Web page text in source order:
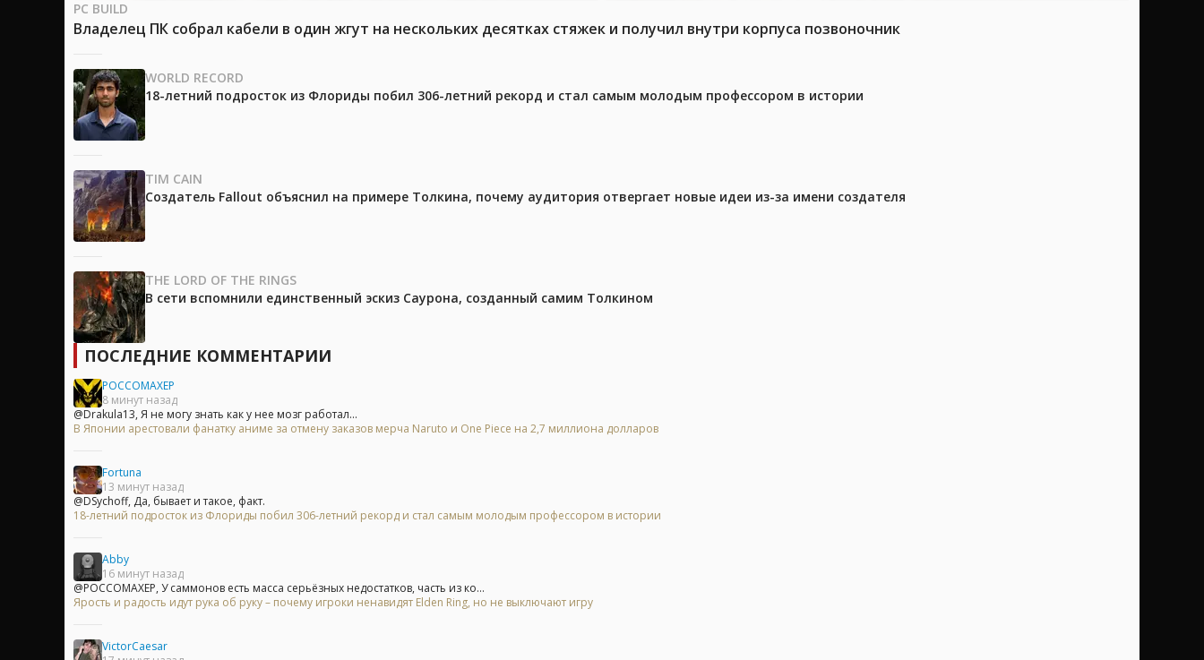
PC BUILD
Владелец ПК собрал кабели в один жгут на нескольких десятках стяжек и получил внутри корпуса позвоночник
WORLD RECORD
18-летний подросток из Флориды побил 306-летний рекорд и стал самым молодым профессором в истории
TIM CAIN
Создатель Fallout объяснил на примере Толкина, почему аудитория отвергает новые идеи из-за имени создателя
THE LORD OF THE RINGS
В сети вспомнили единственный эскиз Саурона, созданный самим Толкином
ПОСЛЕДНИЕ КОММЕНТАРИИ
POCCOMAXEP
8 минут назад
@Drakula13, Я не могу знать как у нее мозг работал...
В Японии арестовали фанатку аниме за отмену заказов мерча Naruto и One Piece на 2,7 миллиона долларов
Fortuna
13 минут назад
@DSychoff, Да, бывает и такое, факт.
18-летний подросток из Флориды побил 306-летний рекорд и стал самым молодым профессором в истории
Abby
16 минут назад
@POCCOMAXEP, У саммонов есть масса серьёзных недостатков, часть из ко...
Ярость и радость идут рука об руку – почему игроки ненавидят Elden Ring, но не выключают игру
VictorCaesar